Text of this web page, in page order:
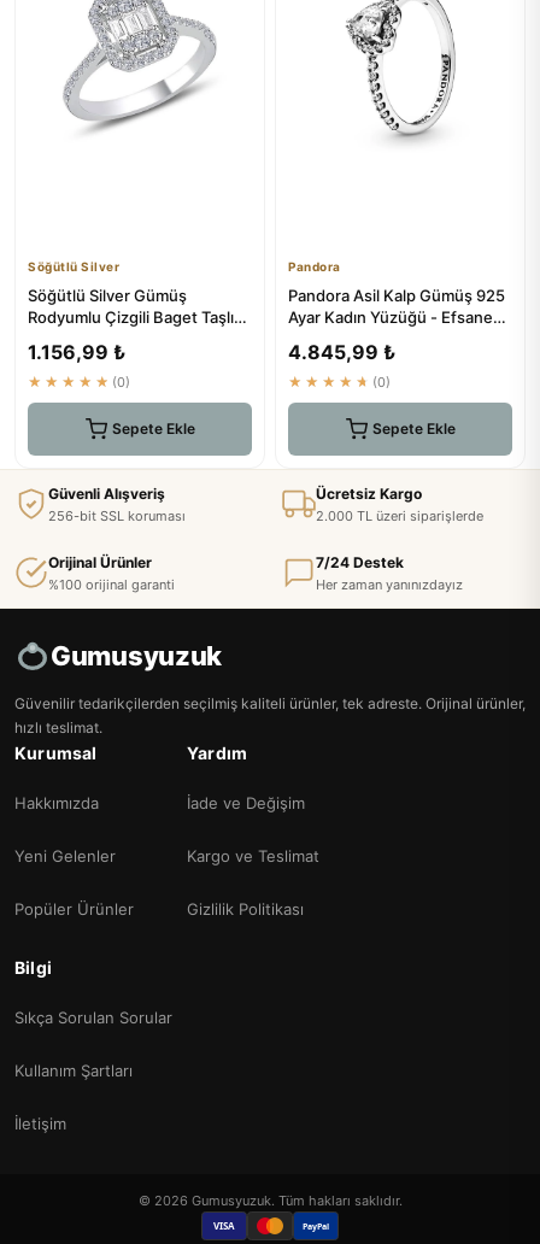
Söğütlü Silver
Söğütlü Silver Gümüş
Rodyumlu Çizgili Baget Taşlı
1.156,99 ₺
★★★★★ (0)
Sepete Ekle
Pandora
Pandora Asil Kalp Gümüş 925
Ayar Kadın Yüzüğü - Efsanevi
4.845,99 ₺
★★★★★ (0)
Sepete Ekle
Güvenli Alışveriş
256-bit SSL koruması
Ücretsiz Kargo
2.000 TL üzeri siparişlerde
Orijinal Ürünler
%100 orijinal garanti
7/24 Destek
Her zaman yanınızdayız
Gumusyuzuk
Güvenilir tedarikçilerden seçilmiş kaliteli ürünler, tek adreste. Orijinal ürünler,
hızlı teslimat.
Kurumsal
Hakkımızda
Yeni Gelenler
Popüler Ürünler
Yardım
İade ve Değişim
Kargo ve Teslimat
Gizlilik Politikası
Bilgi
Sıkça Sorulan Sorular
Kullanım Şartları
İletişim
© 2026 Gumusyuzuk. Tüm hakları saklıdır.
VISA PayPal